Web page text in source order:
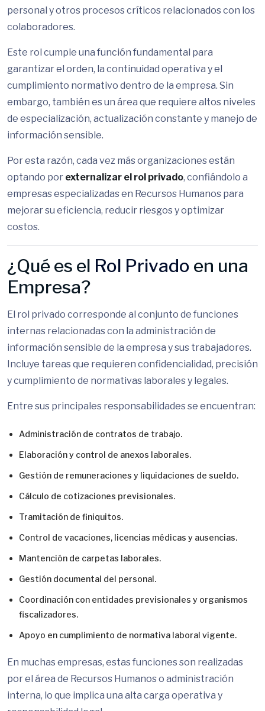
personal y otros procesos críticos relacionados con los
colaboradores.
Este rol cumple una función fundamental para
garantizar el orden, la continuidad operativa y el
cumplimiento normativo dentro de la empresa. Sin
embargo, también es un área que requiere altos niveles
de especialización, actualización constante y manejo de
información sensible.
Por esta razón, cada vez más organizaciones están
optando por externalizar el rol privado, confiándolo a
empresas especializadas en Recursos Humanos para
mejorar su eficiencia, reducir riesgos y optimizar
costos.
¿Qué es el Rol Privado en una
Empresa?
El rol privado corresponde al conjunto de funciones
internas relacionadas con la administración de
información sensible de la empresa y sus trabajadores.
Incluye tareas que requieren confidencialidad, precisión
y cumplimiento de normativas laborales y legales.
Entre sus principales responsabilidades se encuentran:
Administración de contratos de trabajo.
Elaboración y control de anexos laborales.
Gestión de remuneraciones y liquidaciones de sueldo.
Cálculo de cotizaciones previsionales.
Tramitación de finiquitos.
Control de vacaciones, licencias médicas y ausencias.
Mantención de carpetas laborales.
Gestión documental del personal.
Coordinación con entidades previsionales y organismos
fiscalizadores.
Apoyo en cumplimiento de normativa laboral vigente.
En muchas empresas, estas funciones son realizadas
por el área de Recursos Humanos o administración
interna, lo que implica una alta carga operativa y